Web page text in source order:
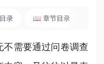
录 📖 章节目录
需要通过问卷调查